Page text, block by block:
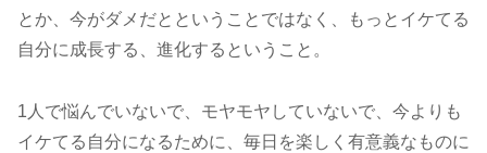
とか、今がダメだとということではなく、もっとイケてる
自分に成長する、進化するということ。
1人で悩んでいないで、モヤモヤしていないで、今よりも
イケてる自分になるために、毎日を楽しく有意義なものに